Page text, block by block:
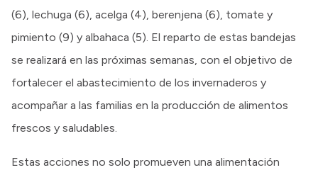
(6), lechuga (6), acelga (4), berenjena (6), tomate y
pimiento (9) y albahaca (5). El reparto de estas bandejas
se realizará en las próximas semanas, con el objetivo de
fortalecer el abastecimiento de los invernaderos y
acompañar a las familias en la producción de alimentos
frescos y saludables.
Estas acciones no solo promueven una alimentación